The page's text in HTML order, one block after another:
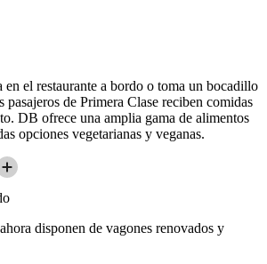
en el restaurante a bordo o toma un bocadillo
de Primera Clase reciben comidas
DB ofrece una amplia gama de alimentos
opciones vegetarianas y veganas.
disponen de vagones renovados y